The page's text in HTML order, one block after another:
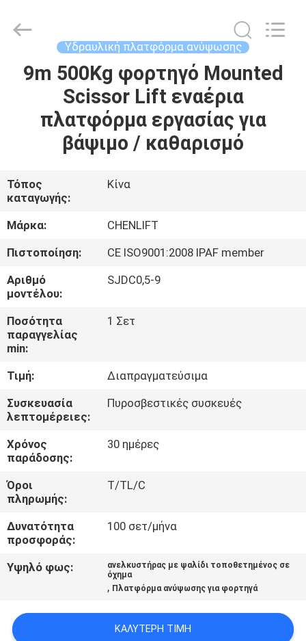
ΣΠΊΤΙ
ΠΡΟΪΌΝΤΑ
ΣΧΕΤΙΚΆ
ΜΕ
ΕΜΆΣ
ΕΠΙΣΚΈΨΕΙΣ
ΣΤΟ
ΕΡΓΟΣΤΆΣΙΟ
ΈΛΕΓΧΟΣ
ΠΟΙΌΤΗΤΑΣ
ΕΠΙΚΟΙΝΩΝΉΣΤΕ
ΜΑΖΊ
ΜΑΣ
ΕΙΔΉΣΕΙΣ
ΖΗΤΉΣΤΕ
ΜΙΑ
SITEMAP
Reserved.
Υδραυλική πλατφόρμα ανύψωσης
9m 500Kg φορτηγό Mounted
Scissor Lift εναέρια
πλατφόρμα εργασίας για
βάψιμο / καθαρισμό
Τόπος
καταγωγής:
Κίνα
Μάρκα:
CHENLIFT
Πιστοποίηση:
CE ISO9001:2008 IPAF member
Αριθμό
μοντέλου:
SJDC0,5-9
Ποσότητα
παραγγελίας
min:
1 Σετ
Τιμή:
Διαπραγματεύσιμα
Συσκευασία
λεπτομέρειες:
Πυροσβεστικές συσκευές
Χρόνος
παράδοσης:
30 ημέρες
Όροι
πληρωμής:
T/TL/C
Δυνατότητα
προσφοράς:
100 σετ/μήνα
Υψηλό φως:
ανελκυστήρας με ψαλίδι τοποθετημένος σε
όχημα
, Πλατφόρμα ανύψωσης για φορτηγά
ΚΑΛΎΤΕΡΗ ΤΙΜΉ